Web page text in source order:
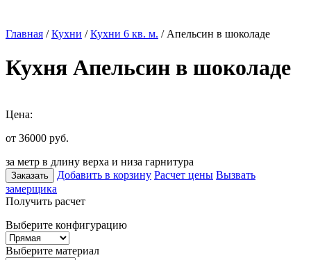
Главная /Кухни /Кухни 6 кв. м. / Апельсин в шоколаде
Кухня Апельсин в шоколаде
Цена:
от 36000 руб.
за метр в длину верха и низа гарнитура
Заказать Добавить в корзину Расчет цены Вызвать
замерщика
Получить расчет
Выберите конфигурацию
Выберите материал